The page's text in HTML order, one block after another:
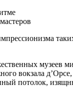
музеев
вокзала
потолок,